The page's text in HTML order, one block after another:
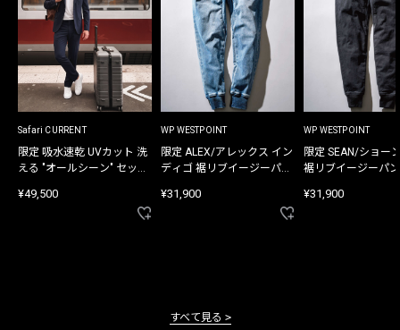
Safari CURRENT
限定 吸水速乾 UVカット 洗
える "オールシーン" セット
¥49,500
WP WESTPOINT
限定 ALEX/アレックス イン
ディゴ 裾リブイージーパン
¥31,900
WP WESTPOINT
限定 SEAN/ショー
裾リブイージーパ
¥31,900
すべて見る